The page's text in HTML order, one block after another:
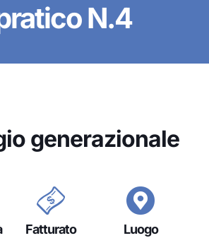
N.4
generazionale
Fatturato
Luogo